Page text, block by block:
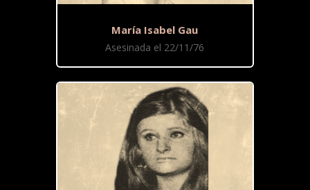
María Isabel Gau
Asesinada el 22/11/76